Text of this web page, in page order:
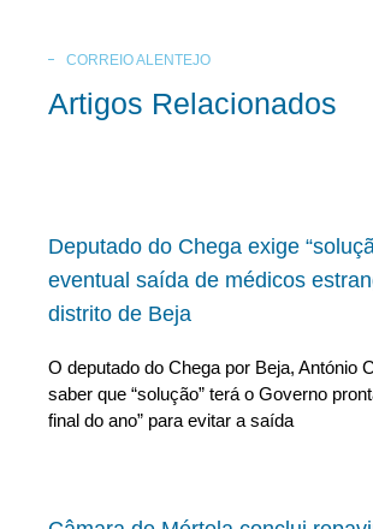
CORREIO ALENTEJO
Artigos Relacionados
Deputado do Chega exige
eventual saída de médicos
distrito de Beja
O deputado do Chega por Beja, António
saber que “solução” terá o Governo
final do ano” para evitar a saída